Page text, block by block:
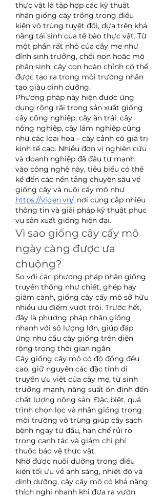
thực vật là tập hợp các kỹ thuật
nhân giống cây trồng trong điều
kiện vô trùng tuyệt đối, dựa trên khả
năng tái sinh của tế bào thực vật. Từ
một phần rất nhỏ của cây mẹ như
đỉnh sinh trưởng, chồi non hoặc mô
phân sinh, cây con hoàn chỉnh có thể
được tạo ra trong môi trường nhân
tạo giàu dinh dưỡng.
Phương pháp này hiện được ứng
dụng rộng rãi trong sản xuất giống
cây công nghiệp, cây ăn trái, cây
nông nghiệp, cây lâm nghiệp cũng
như các loại hoa – cây cảnh có giá trị
kinh tế cao. Nhiều đơn vị nghiên cứu
và doanh nghiệp đã đầu tư mạnh
vào công nghệ này, tiêu biểu có thể
kể đến các nền tảng chuyên sâu về
https://vigen.vn/, nơi cung cấp nhiều
thông tin và giải pháp kỹ thuật phục
vụ sản xuất giống hiện đại.
Vì sao giống cây cấy mô
ngày càng được ưa
chuộng?
So với các phương pháp nhân giống
truyền thống như chiết, ghép hay
giâm cành, giống cây cấy mô sở hữu
nhiều ưu điểm vượt trội. Trước hết,
đây là phương pháp nhân giống
nhanh với số lượng lớn, giúp đáp
ứng nhu cầu cây giống trên diện
rộng trong thời gian ngắn.
Cây giống cấy mô có độ đồng đều
cao, giữ nguyên các đặc tính di
truyền ưu việt của cây mẹ, từ sinh
trưởng mạnh, năng suất ổn định đến
chất lượng nông sản. Đặc biệt, quá
trình chọn lọc và nhân giống trong
môi trường vô trùng giúp cây sạch
bệnh ngay từ đầu, hạn chế rủi ro
trong canh tác và giảm chi phí
thuốc bảo vệ thực vật.
Nhờ được nuôi dưỡng trong điều
kiện tối ưu về ánh sáng, nhiệt độ và
dinh dưỡng, cây cấy mô có khả năng
thích nghi nhanh khi đưa ra vườn